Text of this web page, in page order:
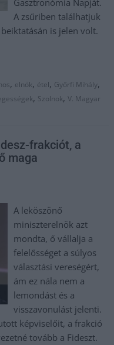
A zsűriben találhatjuk
is jelen volt.
, elnök, étel, Győrfi Mihály,
, Szolnok,V. Magyar
frakciót, a
maga
A leköszönő
miniszterelnök azt
mondta, ő vállalja a
felelősséget a súlyos
választási vereségért,
ám ez nála nem a
lemondást és a
visszavonulást jelenti.
képviselőit, a frakció
tovább a Fideszt.